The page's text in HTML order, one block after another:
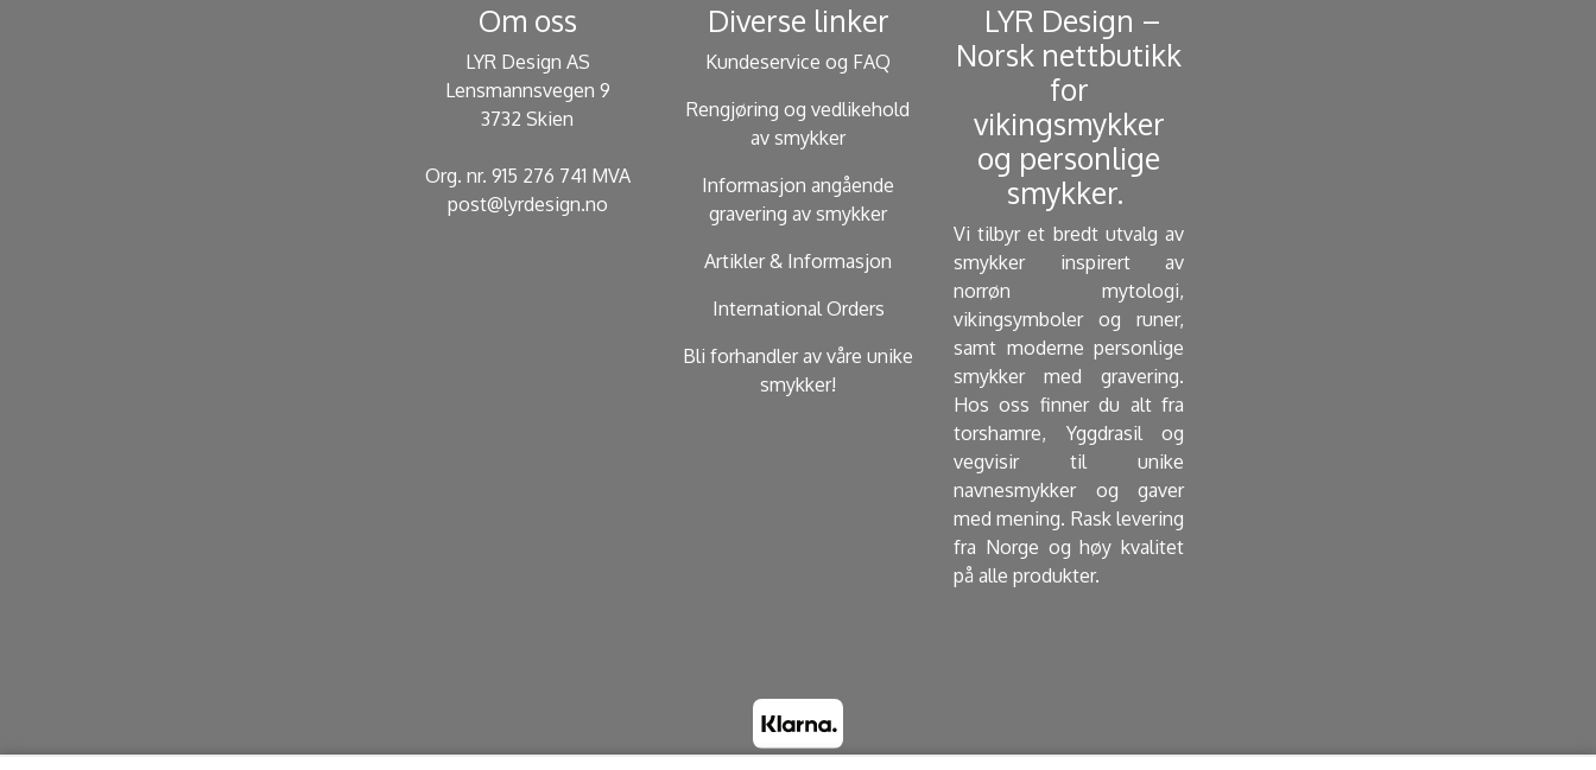
Om oss
LYR Design AS
Lensmannsvegen 9
3732 Skien
Org. nr. 915 276 741 MVA
post@lyrdesign.no
Diverse linker
Kundeservice og FAQ
Rengjøring og vedlikehold
av smykker
Informasjon angående
gravering av smykker
Artikler & Informasjon
International Orders
Bli forhandler av våre unike
smykker!
​ LYR Design –
Norsk nettbutikk
for
vikingsmykker
og personlige
smykker. ​
Vi tilbyr et bredt utvalg av
smykker inspirert av
norrøn mytologi,
vikingsymboler og runer,
samt moderne personlige
smykker med gravering.
Hos oss finner du alt fra
torshamre, Yggdrasil og
vegvisir til unike
navnesmykker og gaver
med mening. Rask levering
fra Norge og høy kvalitet
på alle produkter.